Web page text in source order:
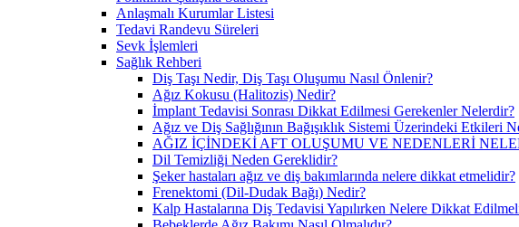
Anlaşmalı Kurumlar Listesi
Tedavi Randevu Süreleri
Sevk İşlemleri
Sağlık Rehberi
Diş Taşı Nedir, Diş Taşı Oluşumu Nasıl Önlenir?
Ağız Kokusu (Halitozis) Nedir?
İmplant Tedavisi Sonrası Dikkat Edilmesi Gerekenler Nelerdir?
Ağız ve Diş Sağlığının Bağışıklık Sistemi Üzerindeki Etkileri
AĞIZ İÇİNDEKİ AFT OLUŞUMU VE NEDENLERİ
Dil Temizliği Neden Gereklidir?
Şeker hastaları ağız ve diş bakımlarında nelere dikkat etmelidir?
Frenektomi (Dil-Dudak Bağı) Nedir?
Kalp Hastalarına Diş Tedavisi Yapılırken Nelere Dikkat